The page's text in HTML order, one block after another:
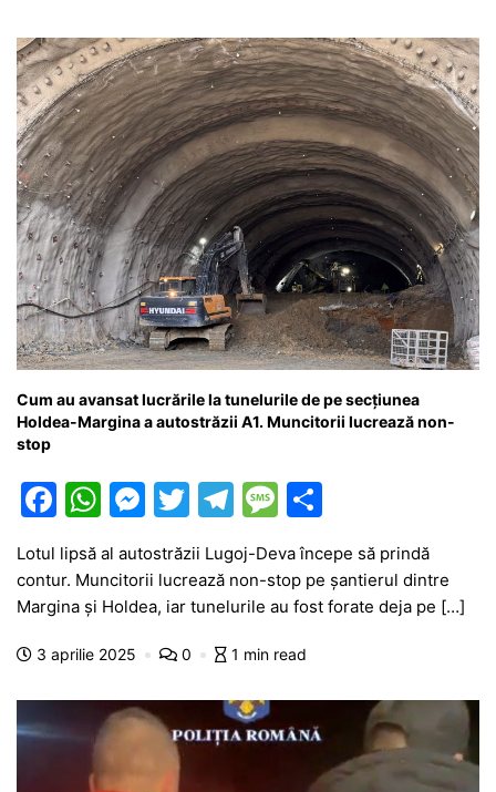
Cum au avansat lucrările la tunelurile de pe secțiunea
Holdea-Margina a autostrăzii A1. Muncitorii lucrează non-
stop
F
a
c
e
b
o
o
k
W
at
s
A
p
M
s
s
e
g
er
T
w
itt
er
T
el
e
gr
a
M
s
s
a
e
ta
je
ă
Lotul lipsă al autostrăzii Lugoj-Deva începe să prindă
contur. Muncitorii lucrează non-stop pe șantierul dintre
Margina și Holdea, iar tunelurile au fost forate deja pe […]
3 aprilie 2025 0 1 min read